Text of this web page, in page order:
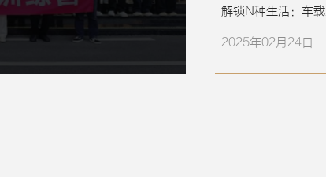
解锁N种生活：车
2025年02月24日